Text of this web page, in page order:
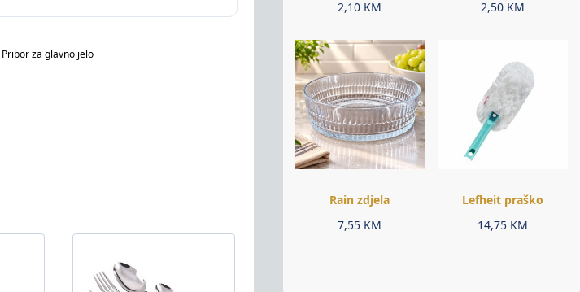
Pribor za glavno jelo
2,10 KM
2,50 KM
Rain zdjela
7,55 KM
Lefheit praško
14,75 KM